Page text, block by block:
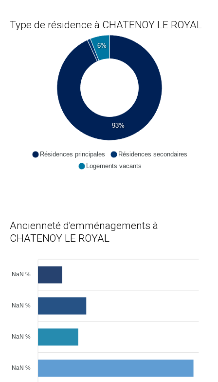
Type de résidence à CHATENOY LE ROYAL
93%
6%
Résidences principales
Résidences secondaires
Logements vacants
Ancienneté d'emménagements à
CHATENOY LE ROYAL
NaN %
NaN %
NaN %
NaN %